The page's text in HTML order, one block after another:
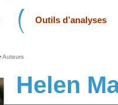
Outils d’analyses
Auteurs
Helen